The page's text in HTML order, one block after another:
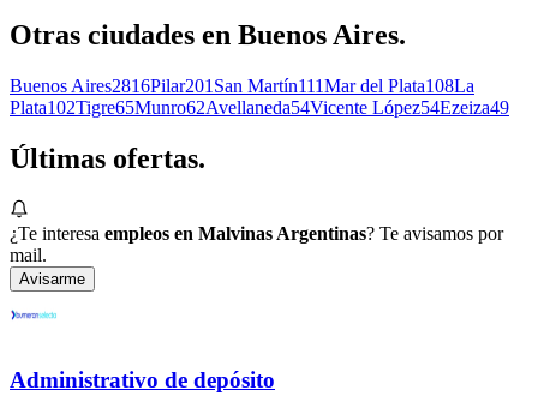
Otras ciudades en Buenos Aires.
Buenos Aires2816Pilar201 San Martín111Mar del Plata108La
Plata102Tigre65Munro62Avellaneda54Vicente López54Ezeiza49
Últimas ofertas.
¿Te interesa empleos en Malvinas Argentinas? Te avisamos por
mail.
Avisarme
Administrativo de depósito